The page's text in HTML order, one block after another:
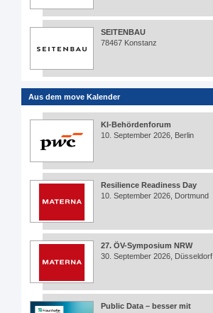
SEITENBAU
78467 Konstanz
Aus dem move Kalender
KI-Behördenforum
10. September 2026, Berlin
Resilience Readiness Day
10. September 2026, Dortmund
27. ÖV-Symposium NRW
30. September 2026, Düsseldorf
Public Data – besser mit